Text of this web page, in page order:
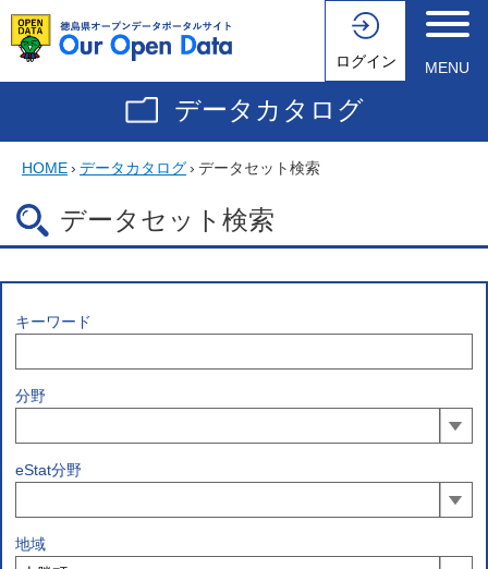
ログイン MENU
データカタログ
HOME› データカタログ› データセット検索
データセット検索
キーワード
分野
eStat分野
地域